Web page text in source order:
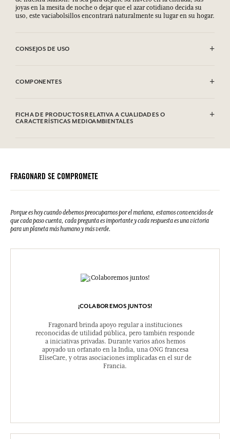
joyas en la mesita de noche o dejar que el azar cotidiano decida su
uso, este vaciabolsillos encontrará naturalmente su lugar en su hogar.
CONSEJOS DE USO
COMPONENTES
FICHA DE PRODUCTOS RELATIVA A CUALIDADES O
CARACTERÍSTICAS MEDIOAMBIENTALES
FRAGONARD SE COMPROMETE
Porque es hoy cuando debemos preocuparnos por el mañana, estamos convencidos de
que cada paso cuenta, cada pregunta es importante y cada respuesta es una victoria
para un planeta más humano y más verde.
¡COLABOREMOS JUNTOS!
Fragonard brinda apoyo regular a instituciones
reconocidas de utilidad pública, pero también responde
a iniciativas privadas. Durante varios años hemos
apoyado un orfanato en la India, una ONG francesa
EliseCare, y otras asociaciones implicadas en el sur de
Francia.